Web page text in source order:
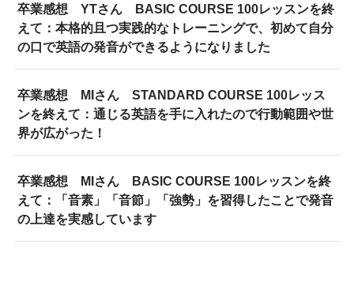
卒業感想 YTさん BASIC COURSE 100レッスンを終
えて：本格的且つ実践的なトレーニングで、初めて自分
の口で英語の発音ができるようになりました
卒業感想 MIさん STANDARD COURSE 100レッス
ンを終えて：通じる英語を手に入れたので行動範囲や世
界が広がった！
卒業感想 MIさん BASIC COURSE 100レッスンを終
えて：「音素」「音節」「強勢」を習得したことで発音
の上達を実感しています